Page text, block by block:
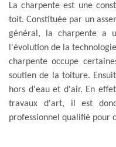
La charpente est une
toit. Constituée par un
général, la charpente a
l'évolution de la
charpente occupe
soutien de la toiture.
hors d'eau et d'air. En
travaux d'art, il est
professionnel qualifié pour